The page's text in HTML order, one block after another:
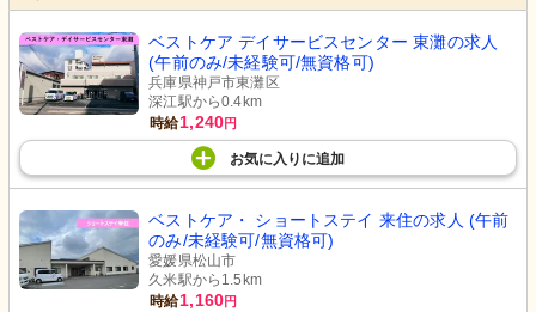
ベストケア デイサービスセンター 東灘の求人
(午前のみ/未経験可/無資格可)
兵庫県神戸市東灘区
深江駅から0.4km
時給1,240円
お気に入り に追加
ベストケア・ ショートステイ 来住の求人 (午前
のみ/未経験可/無資格可)
愛媛県松山市
久米駅から1.5km
時給1,160円